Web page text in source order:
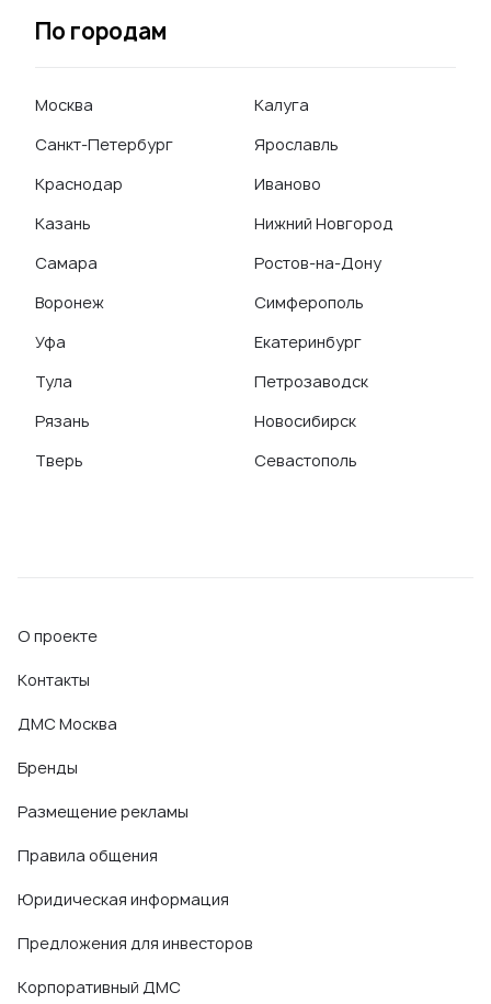
По городам
Москва
Санкт-Петербург
Краснодар
Казань
Самара
Воронеж
Уфа
Тула
Рязань
Тверь
Калуга
Ярославль
Иваново
Нижний Новгород
Ростов-на-Дону
Симферополь
Екатеринбург
Петрозаводск
Новосибирск
Севастополь
О проекте
Контакты
ДМС Москва
Бренды
Размещение рекламы
Правила общения
Юридическая информация
Предложения для инвесторов
Корпоративный ДМС